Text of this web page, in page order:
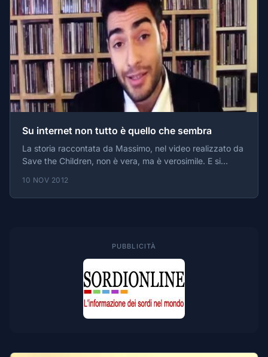
Su internet non tutto è quello che sembra
La storia raccontata da Massimo, nel video realizzato da
Save the Children, non è vera, ma è verosimile. E si
tecnologie, soprattutto agli adolescenti, perchè "su
internet non tutto è quello che sembra".
10 NOV 2012
PUBBLICITÀ